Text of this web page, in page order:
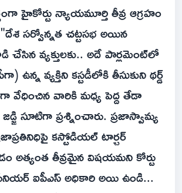
హైకోర్టు న్యాయమూర్తి తీవ్ర ఆగ్రహం
"దేశ సర్వోన్నత చట్టసభ అయిన
వ్యక్తులకు.. అదే పార్లమెంట్‌లో
ఉన్న వ్యక్తిని కస్టడీలోకి తీసుకుని థర్డ్
వేధించిన వారికి మధ్య పెద్ద తేడా
సూటిగా ప్రశ్నించారు. ప్రజాస్వామ్య
కస్టోడియల్ టార్చర్
అత్యంత తీవ్రమైన విషయమని కోర్టు
ఐపీఎస్ అధికారి అయి ఉండి...